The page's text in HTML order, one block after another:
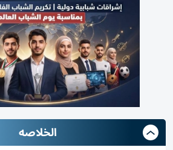
الخلاصه